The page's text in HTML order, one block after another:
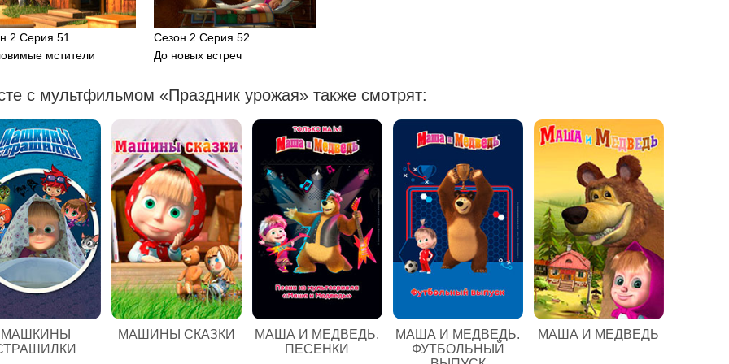
2 Серия 51
мстители
Сезон 2 Серия 52
До новых встреч
с мультфильмом «Праздник урожая» также смотрят:
МАШКИНЫ
МАШИНЫ СКАЗКИ
МАША И МЕДВЕДЬ.
ПЕСЕНКИ
МАША И МЕДВЕДЬ.
ФУТБОЛЬНЫЙ
МАША И МЕДВЕДЬ